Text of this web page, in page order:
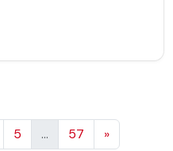
5 … 57 »Siguiente